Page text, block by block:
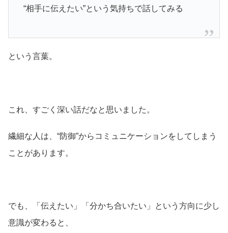
“相手に伝えたい”という気持ちで話してみる
という言葉。
これ、すごく深い話だなと思いました。
繊細な人は、“防御”からコミュニケーションをしてしまう
ことがあります。
でも、「伝えたい」「分かち合いたい」という方向に少し
意識が変わると、